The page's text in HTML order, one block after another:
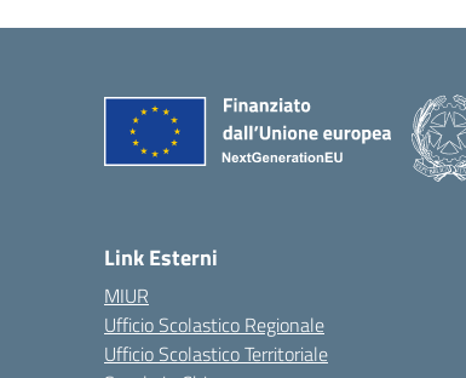
Link Esterni
MIUR
Ufficio Scolastico Regionale
Ufficio Scolastico Territoriale